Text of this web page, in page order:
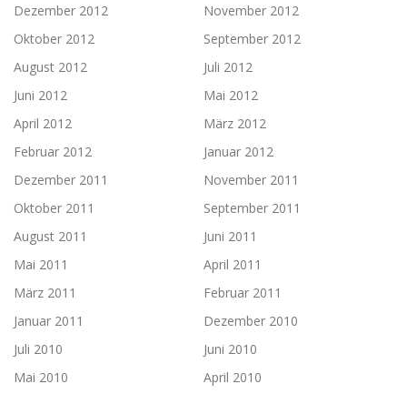
Dezember 2012
November 2012
Oktober 2012
September 2012
August 2012
Juli 2012
Juni 2012
Mai 2012
April 2012
März 2012
Februar 2012
Januar 2012
Dezember 2011
November 2011
Oktober 2011
September 2011
August 2011
Juni 2011
Mai 2011
April 2011
März 2011
Februar 2011
Januar 2011
Dezember 2010
Juli 2010
Juni 2010
Mai 2010
April 2010